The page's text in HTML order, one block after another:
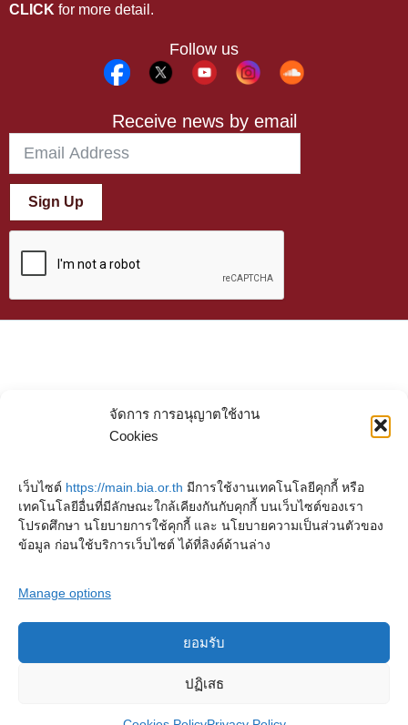
จัดการ การอนุญาตใช้งาน
Cookies
เว็บไซต์ https://main.bia.or.th มีการใช้งานเทคโนโลยีคุกกี้ หรือ
เทคโนโลยีอื่นที่มีลักษณะใกล้เคียงกันกับคุกกี้ บนเว็บไซต์ของเรา
โปรดศึกษา นโยบายการใช้คุกกี้ และ นโยบายความเป็นส่วนตัวของ
ข้อมูล ก่อนใช้บริการเว็บไซต์ ได้ที่ลิงค์ด้านล่าง
Manage options
ยอมรับ
ปฏิเสธ
CLICK for more detail.
Follow us
Receive news by email
Sign Up
Copyright © 2023. Buddhadasa Indapanno Archives